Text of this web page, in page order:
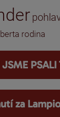
rodina
PSALI
za